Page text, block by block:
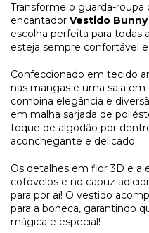
Transforme o guarda-roupa
encantador Vestido
escolha perfeita para todas
esteja sempre confortável e
Confeccionado em tecido
nas mangas e uma saia em
combina elegância e
em malha sarjada de
toque de algodão por
aconchegante e delicado.
Os detalhes em flor 3D e a
cotovelos e no capuz
para por aí! O vestido
para a boneca, garantindo
mágica e especial!